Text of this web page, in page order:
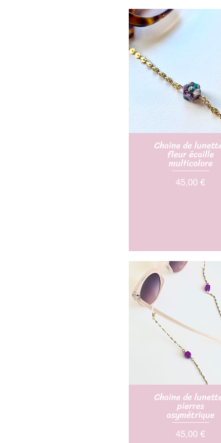
Chaine de
fleur écaille
multicolore
Prix
45,00 €
Chaine de
pierres
asymétrique
Prix
45,00 €